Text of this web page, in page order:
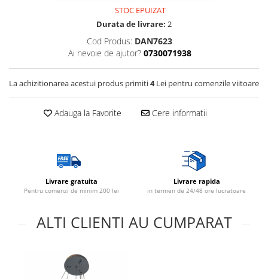
Spoturi led pe sina
Prelungitoare/Derulatoare
Triplu Stecher
Întrerupătoare/Comutatoare
Ştechere/Stecher adaptor
STOC EPUIZAT
Durata de livrare: 2
Cod Produs: DAN7623
Ai nevoie de ajutor? 0730071938
La achizitionarea acestui produs primiti4Lei pentru comenzile viitoare
Adauga la Favorite Cere informatii
Livrare gratuita
Pentru comenzi de minim 200 lei
Livrare rapida
in termen de 24/48 ore lucratoare
ALTI CLIENTI AU CUMPARAT